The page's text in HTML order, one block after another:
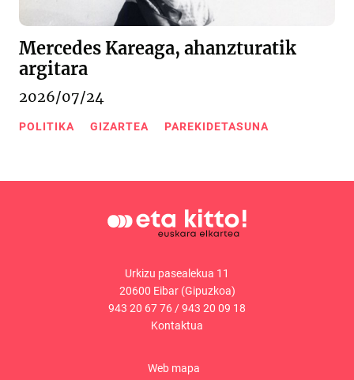
Mercedes Kareaga, ahanzturatik
argitara
2026/07/24
POLITIKA GIZARTEA PAREKIDETASUNA
Urkizu pasealekua 11
20600 Eibar (Gipuzkoa)
943 20 67 76/943 20 09 18
Kontaktua
Web mapa